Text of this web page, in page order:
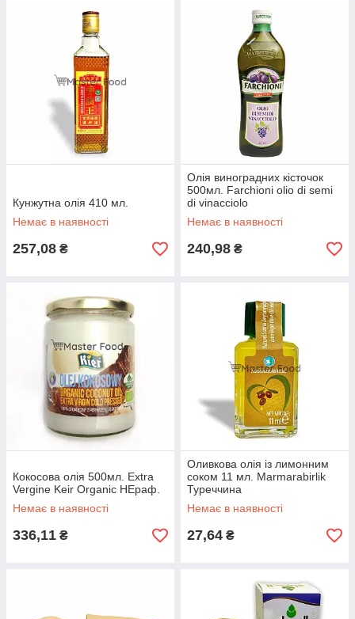
Кунжутна олія 410 мл.
Немає в наявності
257,08 ₴
Олія виноградних кісточок
500мл. Farchioni olio di semi
di vinacciolo
Немає в наявності
240,98 ₴
Кокосова олія 500мл. Extra
Vergine Keir Organic НЕраф.
Немає в наявності
336,11 ₴
Оливкова олія із лимонним
соком 11 мл. Marmarabirlik
Туреччина
Немає в наявності
27,64 ₴